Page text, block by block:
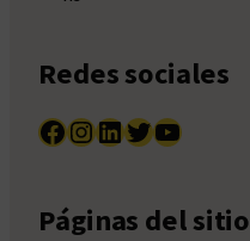
Redes sociales
Facebook InstagramLinkedIn Twitter YouTube
Páginas del sitio